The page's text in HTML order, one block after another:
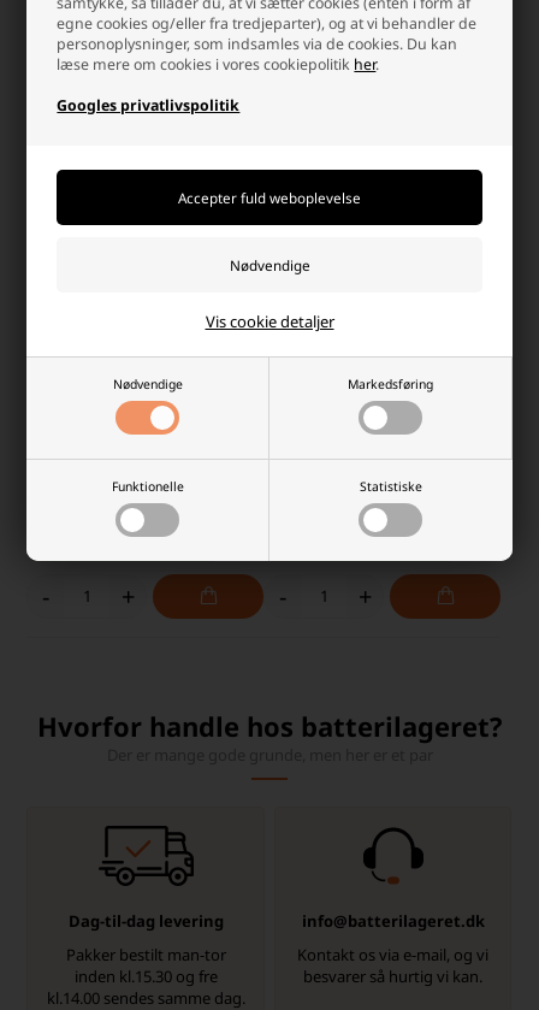
egne cookies og/eller fra tredjeparter), og at vi behandler de
personoplysninger, som indsamles via de cookies. Du kan
læse mere om cookies i vores cookiepolitik her.
Googles privatlivspolitik
Nødvendige Markedsføring
Funktionelle Statistiske
Vis cookie detaljer
34,00 DKK
På lager
49,00 DKK
På lager
Børneparaply, Rød Kat
- +
Gul taskeparaply 55 cm
- +
Hvorfor handle hos batterilageret?
Dag-til-dag levering
Pakker bestilt man-tor
inden kl.15.30 og fre
kl.14.00 sendes samme dag.
info@batterilageret.dk
Kontakt os via e-mail, og vi
besvarer så hurtig vi kan.